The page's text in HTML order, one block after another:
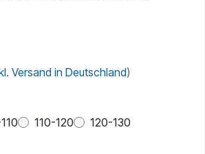
Versand in Deutschland)
110-120 120-130